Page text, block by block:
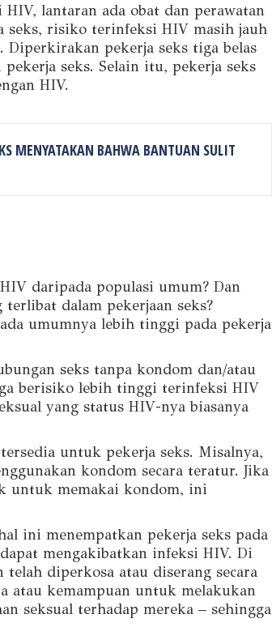
lantaran ada obat dan perawatan
seks, risiko terinfeksi HIV masih jauh
pekerja seks tiga belas
seks. Selain itu, pekerja seks
HIV.
MENYATAKAN BAHWA BANTUAN SULIT
daripada populasi umum? Dan
dalam pekerjaan seks?
umumnya lebih tinggi pada pekerja
seks tanpa kondom dan/atau
berisiko lebih tinggi terinfeksi HIV
yang status HIV-nya biasanya
untuk pekerja seks. Misalnya,
kondom secara teratur. Jika
untuk memakai kondom, ini
ini menempatkan pekerja seks pada
mengakibatkan infeksi HIV. Di
diperkosa atau diserang secara
atau kemampuan untuk melakukan
seksual terhadap mereka – sehingga